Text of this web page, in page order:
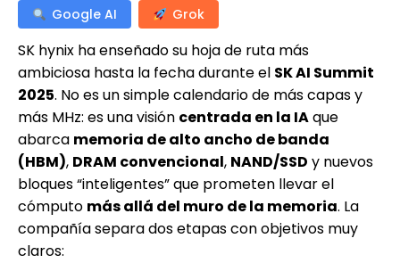
Google AI
Grok
SK hynix ha enseñado su hoja de ruta más
ambiciosa hasta la fecha durante el SK AI Summit
2025. No es un simple calendario de más capas y
más MHz: es una visión centrada en la IAque
abarca memoria de alto ancho de banda
(HBM), DRAM convencional, NAND/SSD y nuevos
bloques “inteligentes” que prometen llevar el
cómputo más allá del muro de la memoria. La
compañía separa dos etapas con objetivos muy
claros: